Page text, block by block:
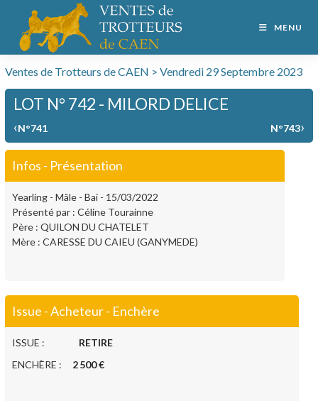
MENU
Ventes de Trotteurs de CAEN > Vendredi 29 Septembre 2023
LOT N° 742 - MILORD DELICE
‹N°741 N°743›
Infos - Présentation
Yearling - Mâle - Bai - 15/03/2022
Présenté par : Céline Tourainne
Père : QUILON DU CHATELET
Mère : CARESSE DU CAIEU (GANYMEDE)
Issue - Acheteur - Enchère
ISSUE : RETIRE
ENCHÈRE : 2 500 €